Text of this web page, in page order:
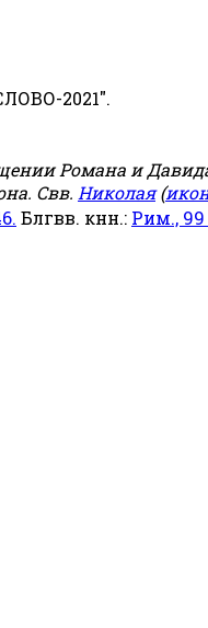
2021".
Романа и
Свв. Николая(
Блгвв. кнн.: Рим., 99